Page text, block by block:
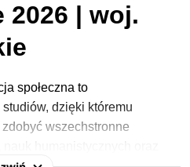
| woj.
społeczna to
dzięki któremu
wszechstronne